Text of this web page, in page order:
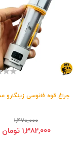
چراغ قوه فانوسی زینگارو مدل
1,470,000
1,382,000 تومان